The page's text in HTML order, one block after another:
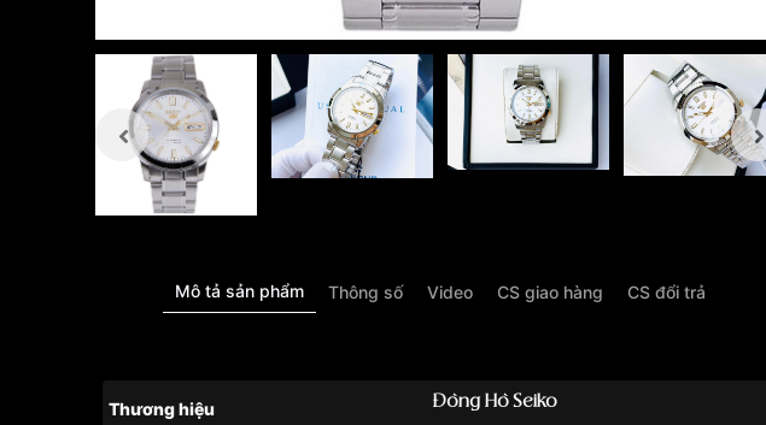
Mô tả sản phẩm Thông số Video CS giao hàng CS đổi trả
Thương hiệu Đồng Hồ Seiko